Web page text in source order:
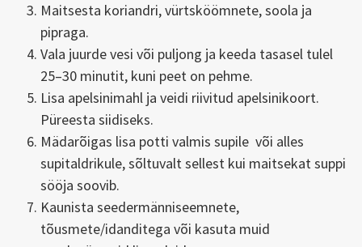
Maitsesta koriandri, vürtsköömnete, soola ja
pipraga.
Vala juurde vesi või puljong ja keeda tasasel tulel
25–30 minutit, kuni peet on pehme.
Lisa apelsinimahl ja veidi riivitud apelsinikoort.
Püreesta siidiseks.
Mädarõigas lisa potti valmis supile või alles
supitaldrikule, sõltuvalt sellest kui maitsekat suppi
sööja soovib.
Kaunista seedermänniseemnete,
tõusmete/idanditega või kasuta muid